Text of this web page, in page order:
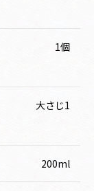
1個
大さじ1
200ml